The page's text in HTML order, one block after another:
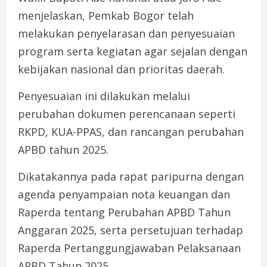
menjelaskan, Pemkab Bogor telah
melakukan penyelarasan dan penyesuaian
program serta kegiatan agar sejalan dengan
kebijakan nasional dan prioritas daerah.
Penyesuaian ini dilakukan melalui
perubahan dokumen perencanaan seperti
RKPD, KUA-PPAS, dan rancangan perubahan
APBD tahun 2025.
Dikatakannya pada rapat paripurna dengan
agenda penyampaian nota keuangan dan
Raperda tentang Perubahan APBD Tahun
Anggaran 2025, serta persetujuan terhadap
Raperda Pertanggungjawaban Pelaksanaan